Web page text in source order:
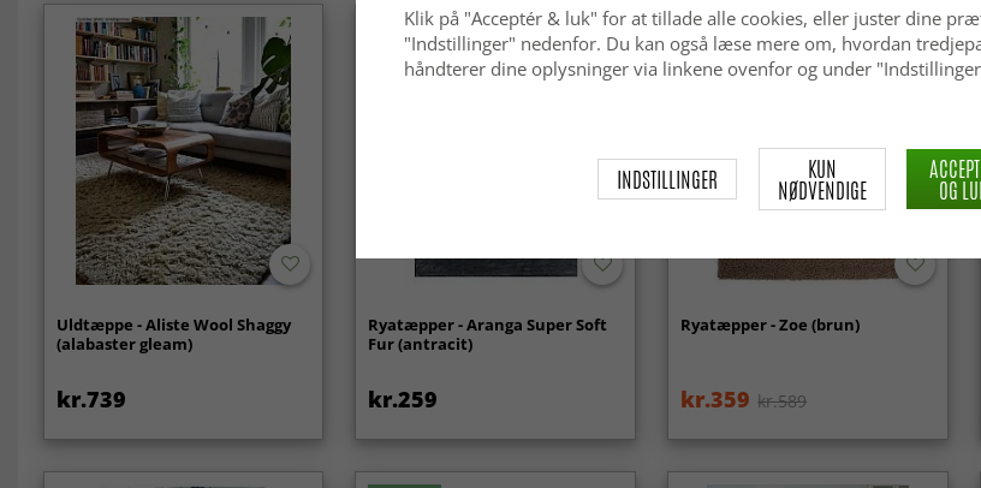
Uldtæppe - Aliste Wool Shaggy
(alabaster gleam)
kr.739
Ryatæpper - Aranga Super Soft
Fur (antracit)
kr.259
Ryatæpper - Zoe (brun)
kr.359 kr.589
Klik på "Acceptér & luk" for at tillade alle cookies, eller juster dine
"Indstillinger" nedenfor. Du kan også læse mere om, hvordan
håndterer dine oplysninger via linkene ovenfor og under
INDSTILLINGER KUN
NØDVENDIGE OG